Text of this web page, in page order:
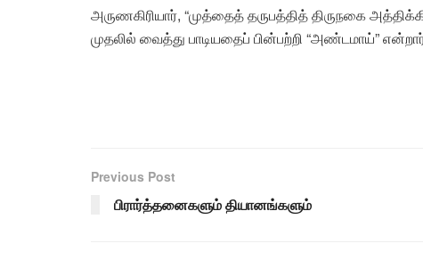
அருணகிரியார், “முத்தைத் தருபத்தித் திருநகை
முதலில் வைத்து பாடியதைப் பின்பற்றி “அண்டமாய்”
Previous Post
பிரார்த்தனைகளும் தியானங்களும்